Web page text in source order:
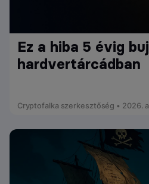
Ez a hiba 5 évig
hardvertárcádban
Cryptofalka szerkesztőség • 2026.